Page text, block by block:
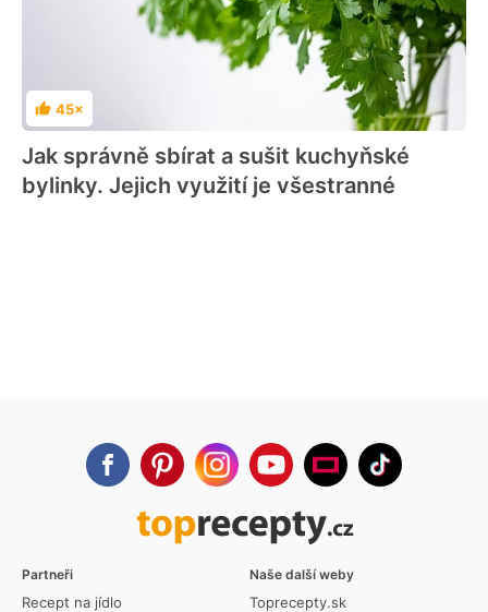
Hodnocení
45×
Jak správně sbírat a sušit kuchyňské
bylinky. Jejich využití je všestranné
Partneři
Recept na jídlo
Naše další weby
Toprecepty.sk